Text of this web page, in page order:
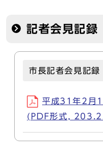
記者会見記録
市長記者会見記録
平成31年2月
(PDF形式,